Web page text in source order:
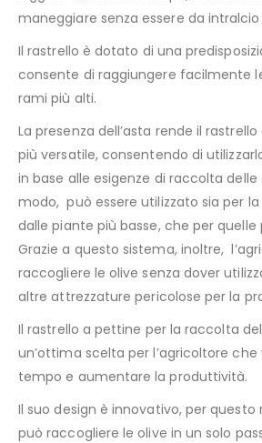
maneggiare senza essere da
Il rastrello è dotato di una
consente di raggiungere facilmente
rami più alti.
La presenza dell’asta rende il
più versatile, consentendo di
in base alle esigenze di raccolta delle
modo, può essere utilizzato sia per
dalle piante più basse, che per quelle
Grazie a questo sistema, inoltre,
raccogliere le olive senza dover
altre attrezzature pericolose per la
Il rastrello a pettine per la raccolta
un’ottima scelta per l’agricoltore
tempo e aumentare la produttività.
Il suo design è innovativo, per questo
può raccogliere le olive in un solo